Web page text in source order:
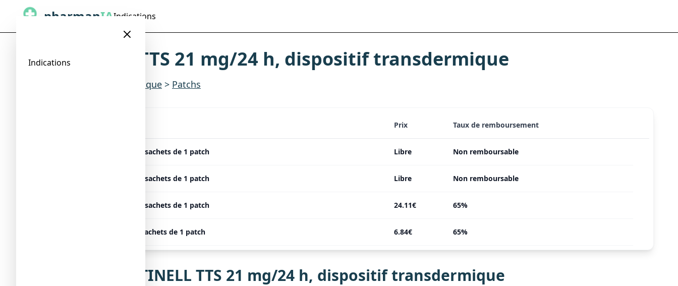
Indications
pharmanIAIndications
NICOTINELL TTS 21 mg/24 h, dispositif transdermique
Sevrage tabagique > Patchs
Prix Taux de remboursement
NICOTINELL TTS 21 mg/24 h, 14 sachets de 1 patch Libre Non remboursable
NICOTINELL TTS 21 mg/24 h, 21 sachets de 1 patch Libre Non remboursable
NICOTINELL TTS 21 mg/24 h, 28 sachets de 1 patch 24.11€ 65%
NICOTINELL TTS 21 mg/24 h, 7 sachets de 1 patch 6.84€ 65%
Notice de NICOTINELL TTS 21 mg/24 h, dispositif transdermique